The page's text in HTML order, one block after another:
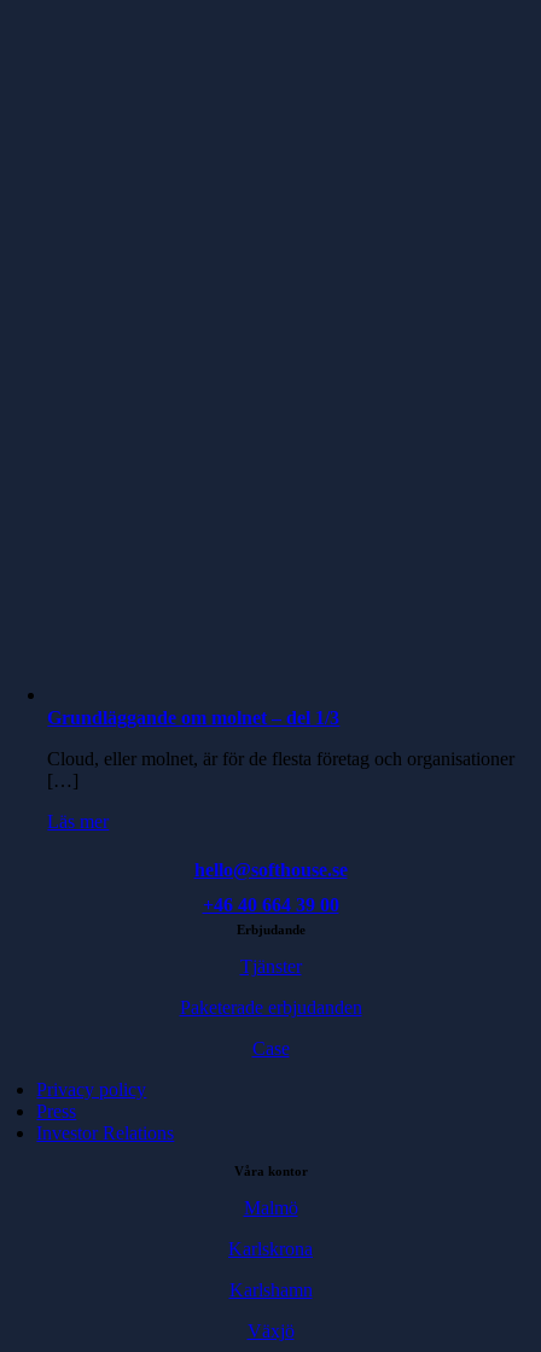
Grundläggande om molnet – del 1/3
Cloud, eller molnet, är för de flesta företag och organisationer
[…]
Läs mer
hello@softhouse.se
+46 40 664 39 00
Erbjudande
Tjänster
Paketerade erbjudanden
Case
Privacy policy
Press
Investor Relations
Våra kontor
Malmö
Karlskrona
Karlshamn
Växjö